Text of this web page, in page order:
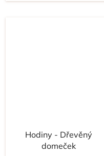
Hodiny - Dřevěný
domeček